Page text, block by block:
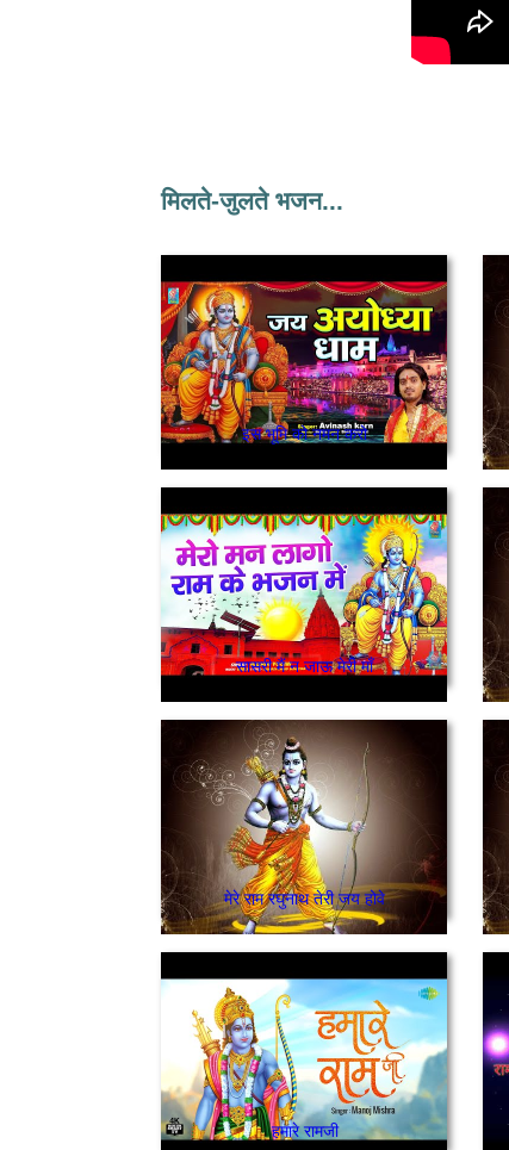
मिलते-जुलते भजन...
इस भूमि को नमन करो
सासरी मैं न जाऊ मेरी माँ
मेरे राम रघुनाथ तेरी जय होवे
हमारे रामजी